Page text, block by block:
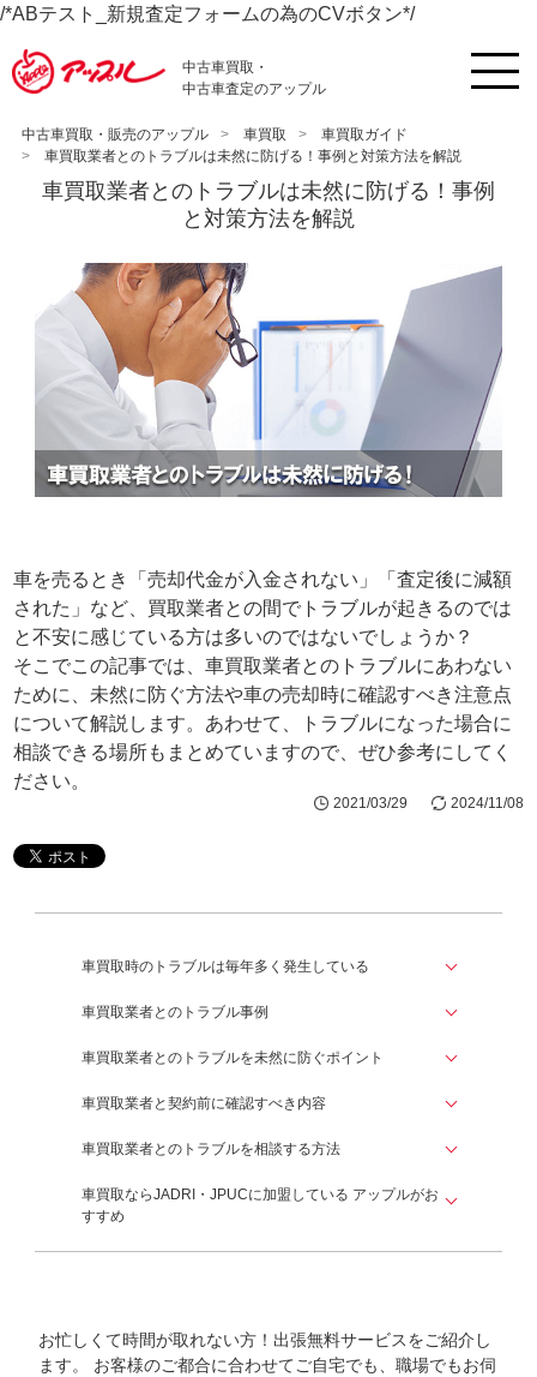
/*ABテスト_新規査定フォームの為のCVボタン*/
中古車買取・
中古車査定のアップル
中古車買取・販売のアップル 車買取
車買取ガイド
車買取業者とのトラブルは未然に防げる！事例と対策方法を解説
車買取業者とのトラブルは未然に防げる！事例
と対策方法を解説
車を売るとき「売却代金が入金されない」「査定後に減額
された」など、買取業者との間でトラブルが起きるのでは
と不安に感じている方は多いのではないでしょうか？
そこでこの記事では、車買取業者とのトラブルにあわない
ために、未然に防ぐ方法や車の売却時に確認すべき注意点
について解説します。あわせて、トラブルになった場合に
相談できる場所もまとめていますので、ぜひ参考にしてく
ださい。
2024/11/08
2021/03/29
車買取時のトラブルは毎年多く発生している
車買取業者とのトラブル事例
車買取業者とのトラブルを未然に防ぐポイント
車買取業者と契約前に確認すべき内容
車買取業者とのトラブルを相談する方法
車買取ならJADRI・JPUCに加盟している アップルがお
すすめ
お忙しくて時間が取れない方！出張無料サービスをご紹介し
ます。
お客様のご都合に合わせてご自宅でも、職場でもお伺